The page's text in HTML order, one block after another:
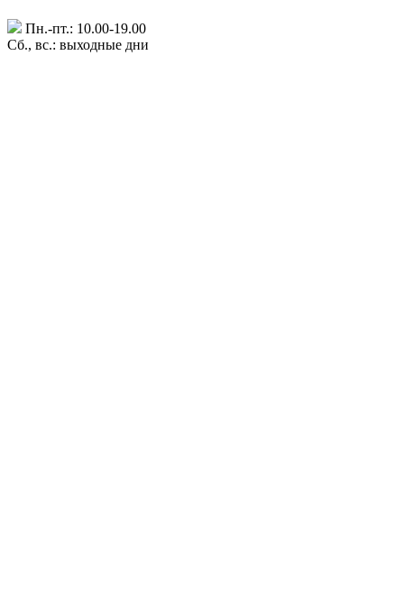
Пн.-пт.: 10.00-19.00
Сб., вс.: выходные дни